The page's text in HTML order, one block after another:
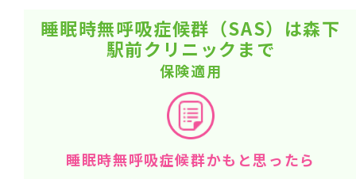
睡眠時無呼吸症候群（SAS）は森下
駅前クリニックまで
保険適用
睡眠時無呼吸症候群かもと思ったら